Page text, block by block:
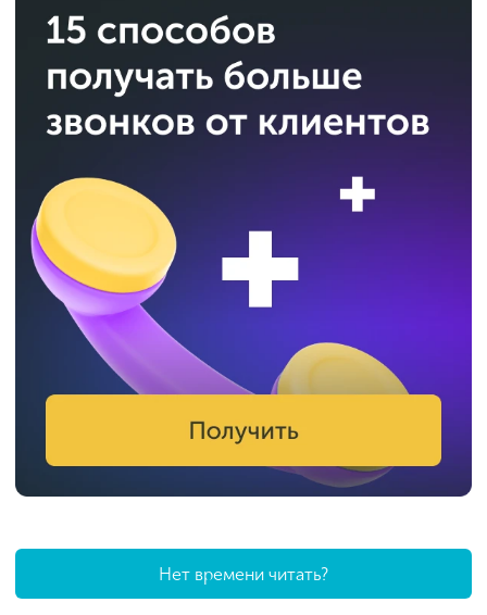
Нет времени читать?